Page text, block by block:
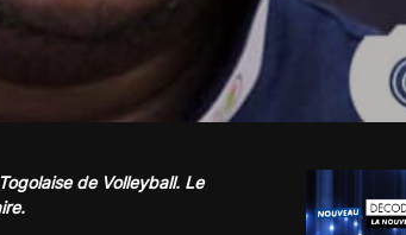
de Volleyball. Le